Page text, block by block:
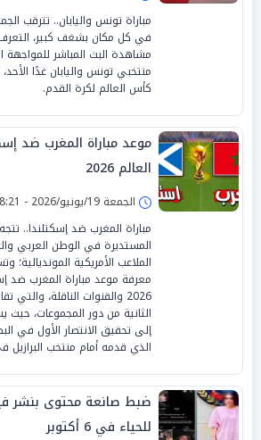
مباراة تونس واليابان.. تترقب
في كل مكان بشغف كبير،
مشاهدة البث المباشر للمواجهة
منتخبي تونس واليابان غدًا
كأس العالم لكرة القدم.
موعد مباراة المغرب ضد
العالم 2026
الجمعة 19/يونيو/2026 - 08:21 م
مباراة المغرب ضد إسكتلندا..
المستديرة في الوطن العربي
الملاعب الأمريكية المونديالية؛
معرفة موعد مباراة المغرب ضد
2026 والقنوات الناقلة،
الثانية من دور المجموعات،
إلى تحقيق الانتصار الأول في
الذي قدمه أمام منتخب البرازيل
ضبط صانعة محتوى بنشر
للحياء في 6 أكتوبر